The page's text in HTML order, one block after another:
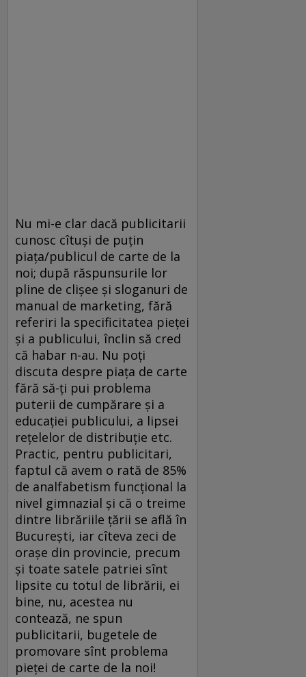
Nu mi-e clar dacă publicitarii
cunosc cîtuşi de puţin
piaţa/publicul de carte de la
noi; după răspunsurile lor
pline de clişee şi sloganuri de
manual de marketing, fără
referiri la specificitatea pieţei
şi a publicului, înclin să cred
că habar n-au. Nu poţi
discuta despre piaţa de carte
fără să-ţi pui problema
puterii de cumpărare şi a
educaţiei publicului, a lipsei
reţelelor de distribuţie etc.
Practic, pentru publicitari,
faptul că avem o rată de 85%
de analfabetism funcţional la
nivel gimnazial şi că o treime
dintre librăriile ţării se află în
Bucureşti, iar cîteva zeci de
oraşe din provincie, precum
şi toate satele patriei sînt
lipsite cu totul de librării, ei
bine, nu, acestea nu
contează, ne spun
publicitarii, bugetele de
promovare sînt problema
pieţei de carte de la noi!